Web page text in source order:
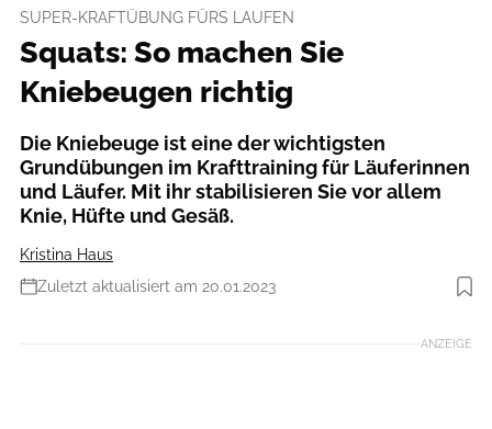
SUPER-KRAFTÜBUNG FÜRS LAUFEN
Squats: So machen Sie
Kniebeugen richtig
Die Kniebeuge ist eine der wichtigsten
Grundübungen im Krafttraining für Läuferinnen
und Läufer. Mit ihr stabilisieren Sie vor allem
Knie, Hüfte und Gesäß.
Kristina Haus
Zuletzt aktualisiert am 20.01.2023
Foto: Henning Heide
ANZEIGE